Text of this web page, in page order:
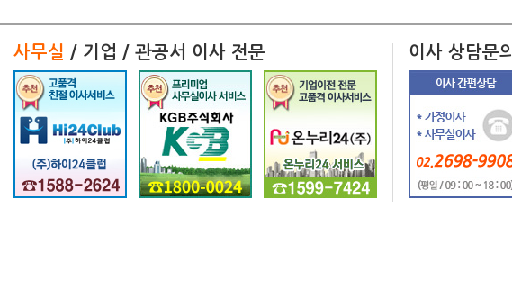
사무실 / 기업 / 관공서 이사 전문 이사 상담문의